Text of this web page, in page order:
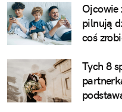
Ojcowie
pilnują
coś
Tych 8